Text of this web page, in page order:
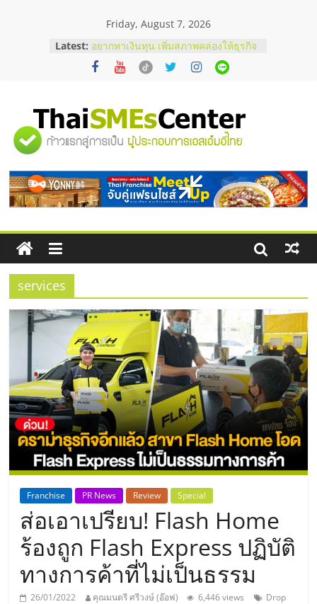
Friday, August 7, 2026
Latest: อยากหาเงินทุน เพิ่มสภาพคล่องให้ธุรกิจ
เริ่มยังไงให้ผ่านฉลุย
สัมมนาออนไลน์ โอกาสบริหารสถานี
ThaiFranchise Meet Up จับคู่แฟรน
ไชส์ ครั้งที่ 8
ร้านเครื่องเสียงคุณภาพสูง พร้อม
บริษัท Cybersecurity ในไทยที่ไหนดี?
วิธีเลือกผู้ให้บริการให้คุ้มค่าและตอบ
โจทย์ธุรกิจ
"ศูนย์
รวม
ข้อมูล
ธุรกิจ
SME
แห่ง
ประเทศไทย,
ThaiSMEsCenter,
รวม
ธุรกิจ
เอ
ส
services
Franchise PR News Review Special
ส่อเอาเปรียบ! Flash Home
ร้องถูก Flash Express ปฏิบัติ
ทางการค้าที่ไม่เป็นธรรม
26/01/2022 คุณมนตรี ศรีวงษ์ (อ๊อฟ) 6,446 views
Drop